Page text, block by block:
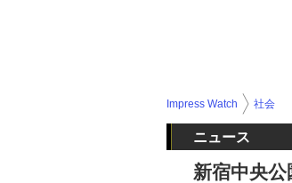
Impress Watch 社会
ニュース
新宿中央